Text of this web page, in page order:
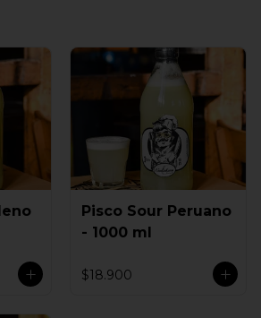
Pisco Sour Peruano
- 1000 ml
$18.900